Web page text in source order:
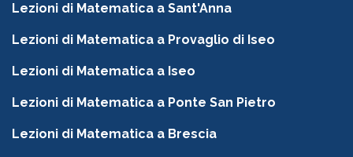
Lezioni di Matematica a Sant'Anna
Lezioni di Matematica a Provaglio di Iseo
Lezioni di Matematica a Iseo
Lezioni di Matematica a Ponte San Pietro
Lezioni di Matematica a Brescia